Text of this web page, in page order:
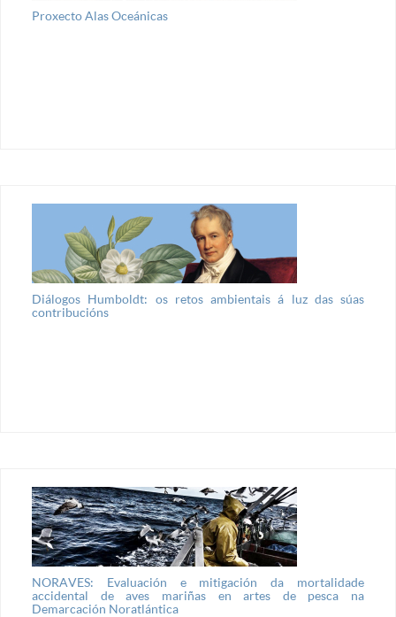
Proxecto Alas Oceánicas
Diálogos Humboldt: os retos ambientais á luz das súas
contribucións
NORAVES: Evaluación e mitigación da mortalidade
accidental de aves mariñas en artes de pesca na
Demarcación Noratlántica